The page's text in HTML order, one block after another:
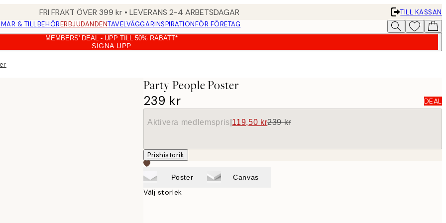
FRI FRAKT ÖVER 399 kr • LEVERANS 2-4 ARBETSDAGAR
TILL KASSAN
& TILLBEHÖRERBJUDANDENTAVELVÄGGARINSPIRATIONFÖR FÖRETAG
MEMBERS' DEAL - UPP TILL 50% RABATT*
SIGNA UPP
Party People Poster
239 kr
DEAL
Aktivera medlemspris 119,50 kr239 kr
Prishistorik
Poster Canvas
Välj storlek